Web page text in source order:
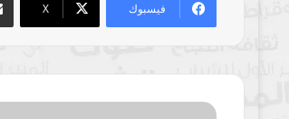
فيسبوك ‫X
النجاح